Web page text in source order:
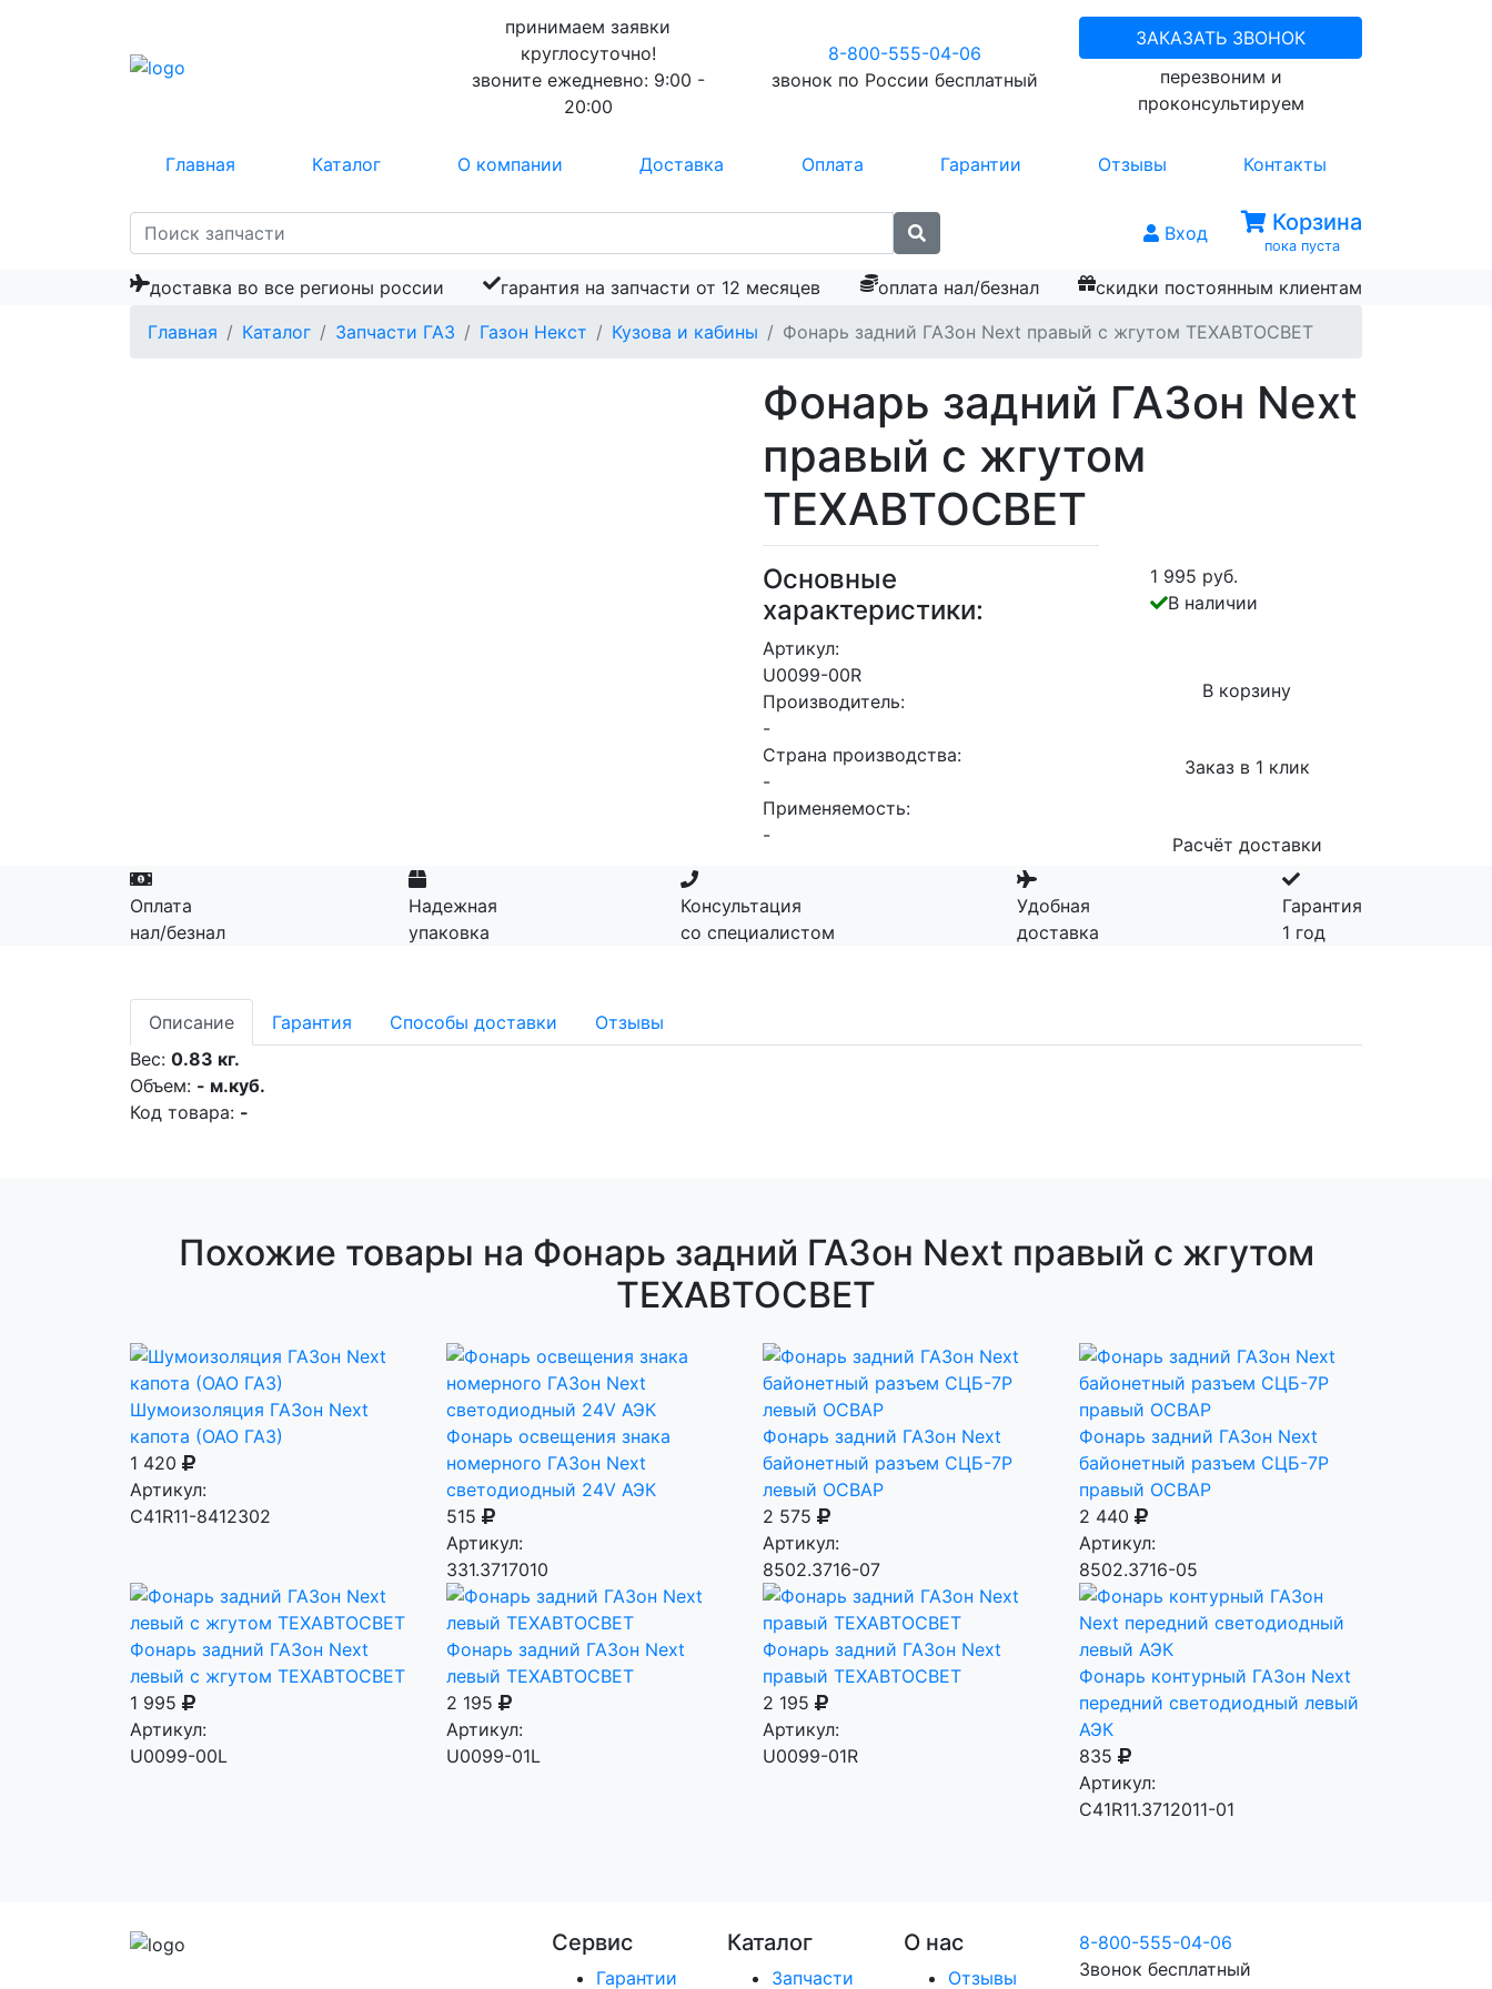
принимаем заявки
круглосуточно!
звоните ежедневно: 9:00 -
20:00
8-800-555-04-06
звонок по России бесплатный
ЗАКАЗАТЬ ЗВОНОК
перезвоним и
проконсультируем
Главная Каталог О компании Доставка Оплата Гарантии Отзывы Контакты
Вход Корзина
пока пуста
доставка во все регионы россии гарантия на запчасти от 12 месяцев оплата нал/безнал
скидки постоянным клиентам
Главная
Каталог Запчасти ГАЗ Газон Некст Кузова и кабины Фонарь задний ГАЗон Next правый с жгутом ТЕХАВТОСВЕТ
Фонарь задний ГАЗон Next
правый с жгутом
ТЕХАВТОСВЕТ
Основные
характеристики:
Артикул:
U0099-00R
Производитель:
-
Страна производства:
-
Применяемость:
-
1 995 руб.
В наличии
В корзину
Заказ в 1 клик
Расчёт доставки
Оплата
нал/безнал
Надежная
упаковка
Консультация
со специалистом
Удобная
доставка
Гарантия
1 год
Описание Гарантия Способы доставки
Отзывы
Вес: 0.83 кг.
Объем: - м.куб.
Код товара: -
Похожие товары на Фонарь задний ГАЗон Next правый с жгутом
ТЕХАВТОСВЕТ
Шумоизоляция ГАЗон Next
капота (ОАО ГАЗ)
1 420
Артикул:
С41R11-8412302
Фонарь освещения знака
номерного ГАЗон Next
светодиодный 24V АЭК
515
Артикул:
331.3717010
Фонарь задний ГАЗон Next
байонетный разъем СЦБ-7Р
левый ОСВАР
2 575
Артикул:
8502.3716-07
Фонарь задний ГАЗон Next
байонетный разъем СЦБ-7Р
правый ОСВАР
2 440
Артикул:
8502.3716-05
Фонарь задний ГАЗон Next
левый с жгутом ТЕХАВТОСВЕТ
1 995
Артикул:
U0099-00L
Фонарь задний ГАЗон Next
левый ТЕХАВТОСВЕТ
2 195
Артикул:
U0099-01L
Фонарь задний ГАЗон Next
правый ТЕХАВТОСВЕТ
2 195
Артикул:
U0099-01R
Фонарь контурный ГАЗон Next
передний светодиодный левый
АЭК
835
Артикул:
C41R11.3712011-01
Сервис
Гарантии
Каталог
Запчасти
О нас
Отзывы
8-800-555-04-06
Звонок бесплатный